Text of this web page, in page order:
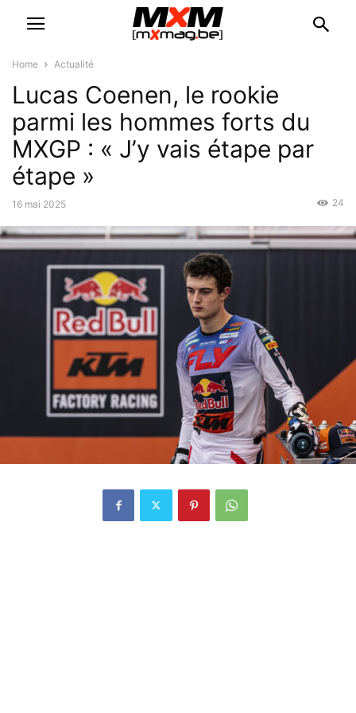
Home Actualité
Lucas Coenen, le rookie
parmi les hommes forts du
MXGP : « J’y vais étape par
étape »
16 mai 2025 24